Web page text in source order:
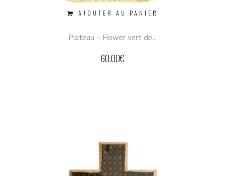
AJOUTER AU PANIER
Plateau – Flower vert de...
60.00€